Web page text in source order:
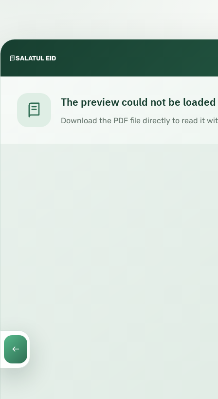
SALATUL EID
The preview could not be loaded
Download the PDF file directly to read it